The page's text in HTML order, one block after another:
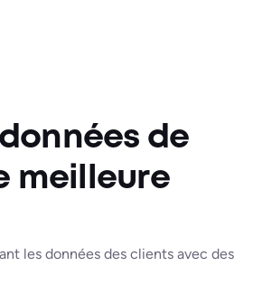
de
meilleure
les données des clients avec des